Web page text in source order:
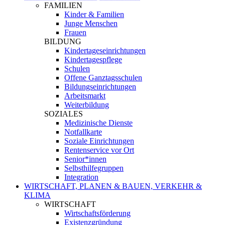
FAMILIEN
Kinder & Familien
Junge Menschen
Frauen
BILDUNG
Kindertageseinrichtungen
Kindertagespflege
Schulen
Offene Ganztagsschulen
Bildungseinrichtungen
Arbeitsmarkt
Weiterbildung
SOZIALES
Medizinische Dienste
Notfallkarte
Soziale Einrichtungen
Rentenservice vor Ort
Senior*innen
Selbsthilfegruppen
Integration
WIRTSCHAFT, PLANEN & BAUEN, VERKEHR &
KLIMA
WIRTSCHAFT
Wirtschaftsförderung
Existenzgründung